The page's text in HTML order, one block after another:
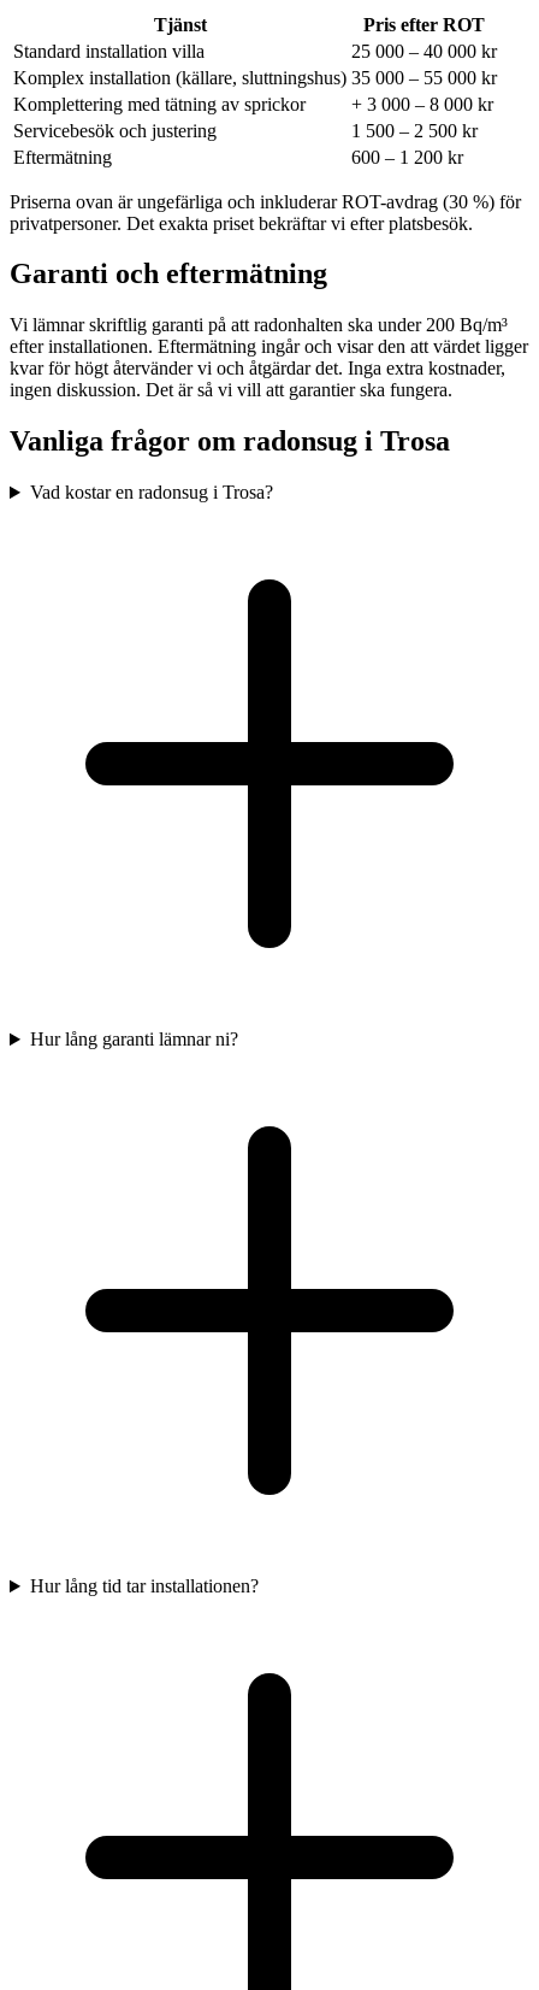
Tjänst
Pris efter ROT
Standard installation villa
25 000 – 40 000 kr
Komplex installation (källare, sluttningshus) 35 000 – 55 000 kr
Komplettering med tätning av sprickor
+ 3 000 – 8 000 kr
Servicebesök och justering
1 500 – 2 500 kr
Eftermätning
600 – 1 200 kr
Priserna ovan är ungefärliga och inkluderar ROT-avdrag (30 %) för
privatpersoner. Det exakta priset bekräftar vi efter platsbesök.
Garanti och eftermätning
Vi lämnar skriftlig garanti på att radonhalten ska under 200 Bq/m³
efter installationen. Eftermätning ingår och visar den att värdet ligger
kvar för högt återvänder vi och åtgärdar det. Inga extra kostnader,
ingen diskussion. Det är så vi vill att garantier ska fungera.
Vanliga frågor om radonsug i Trosa
Vad kostar en radonsug i Trosa?
Hur lång garanti lämnar ni?
Hur lång tid tar installationen?